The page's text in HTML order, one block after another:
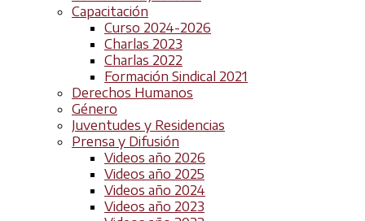
Capacitación
Curso 2024-2026
Charlas 2023
Charlas 2022
Formación Sindical 2021
Derechos Humanos
Género
Juventudes y Residencias
Prensa y Difusión
Videos año 2026
Videos año 2025
Videos año 2024
Videos año 2023